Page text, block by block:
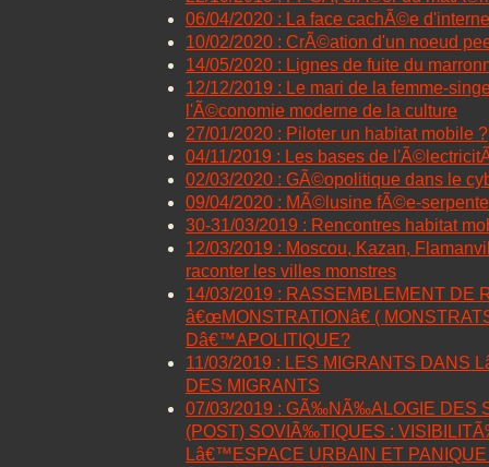
06/04/2020 : La face cachÃ©e
10/02/2020 : CrÃ©ation d'un noeud
14/05/2020 : Lignes de fuite du
12/12/2019 : Le mari de la femme-
l'Ã©conomie moderne de la culture
27/01/2020 : Piloter un habitat mobile ?
04/11/2019 : Les bases de
02/03/2020 : GÃ©opolitique dans le
09/04/2020 : MÃ©lusine fÃ©e-
30-31/03/2019 : Rencontres habitat
12/03/2019 : Moscou, Kazan,
raconter les villes monstres
14/03/2019 : RASSEMBLEMENT DE
â€œMONSTRATIONâ€ (
Dâ€™APOLITIQUE?
11/03/2019 : LES MIGRANTS
DES MIGRANTS
07/03/2019 : GÃ‰NÃ‰ALOGIE DES
(POST) SOVIÃ‰TIQUES :
Lâ€™ESPACE URBAIN ET